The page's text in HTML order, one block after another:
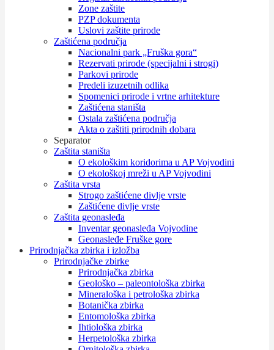
Zone zaštite
PZP dokumenta
Uslovi zaštite prirode
Zaštićena područja
Nacionalni park „Fruška gora“
Rezervati prirode (specijalni i strogi)
Parkovi prirode
Predeli izuzetnih odlika
Spomenici prirode i vrtne arhitekture
Zaštićena staništa
Ostala zaštićena područja
Akta o zaštiti prirodnih dobara
Separator
Zaštita staništa
O ekološkim koridorima u AP Vojvodini
O ekološkoj mreži u AP Vojvodini
Zaštita vrsta
Strogo zaštićene divlje vrste
Zaštićene divlje vrste
Zaštita geonasleđa
Inventar geonasleđa Vojvodine
Geonasleđe Fruške gore
Prirodnjačka zbirka i izložba
Prirodnjačke zbirke
Prirodnjačka zbirka
Geološko – paleontološka zbirka
Mineraloška i petrološka zbirka
Botanička zbirka
Entomološka zbirka
Ihtiološka zbirka
Herpetološka zbirka